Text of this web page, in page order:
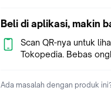
* WAJIB VIDEO UNBOXING *
Beli di aplikasi, makin
Scan QR-nya untuk
Tokopedia. Bebas
Ada masalah dengan produk